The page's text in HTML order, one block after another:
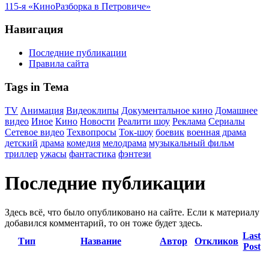
115-я «КиноРазборка в Петровиче»
Навигация
Последние публикации
Правила сайта
Tags in Тема
TV Анимация Видеоклипы Документальное кино Домашнее
видео Иное Кино Новости Реалити шоу Реклама Сериалы
Сетевое видео Техвопросы Ток-шоу боевик военная драма
детский драма комедия мелодрама музыкальный фильм
триллер ужасы фантастика фэнтези
Последние публикации
Здесь всё, что было опубликовано на сайте. Если к материалу
добавился комментарий, то он тоже будет здесь.
Тип
Название Автор Откликов
Last
Post